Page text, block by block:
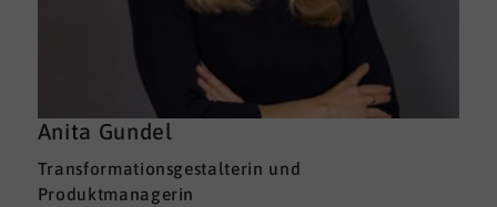
Anita Gundel
Transformationsgestalterin und
Produktmanagerin